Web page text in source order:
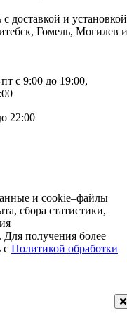
доставкой и установкой
Гомель, Могилев и
с 9:00 до 19:00,
22:00
и cookie–файлы
сбора статистики,
получения более
с Политикой обработки